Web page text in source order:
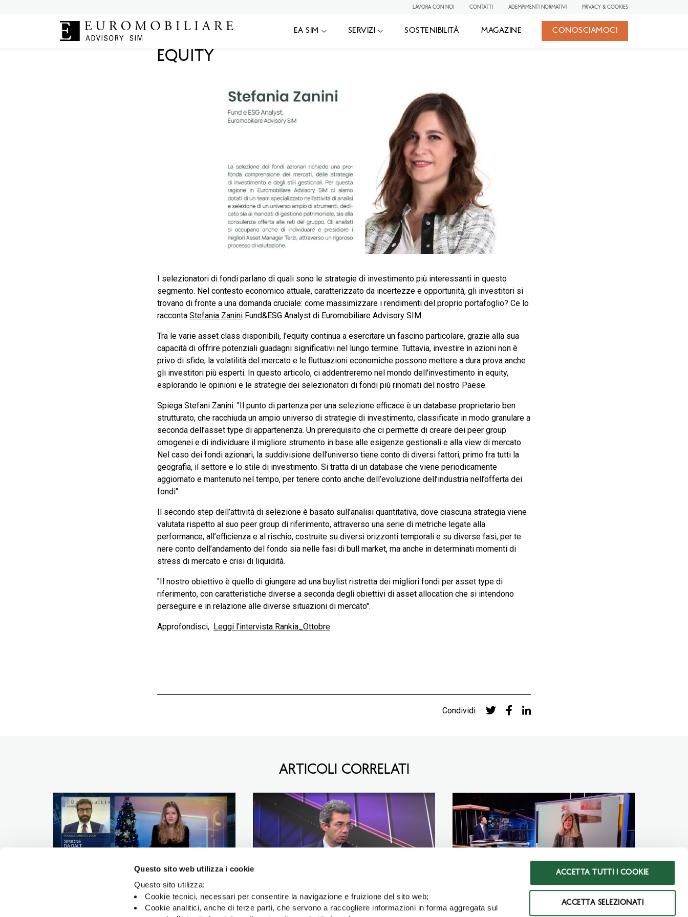
Questo sito web utilizza i cookie
Questo sito utilizza:
Cookie tecnici, necessari per consentire la navigazione e fruizione del sito web;
Cookie analitici, anche di terze parti, che servono a raccogliere informazioni in forma aggregata sul
ACCETTA TUTTI I COOKIE
ACCETTA SELEZIONATI
LAVORA CON NOI CONTATTI ADEMPIMENTI NORMATIVI PRIVACY & COOKIES
EA SIM SERVIZI SOSTENIBILITÀ MAGAZINE CONOSCIAMOCI
Press | 17 ottobre 2024
MIGLIORI FONDI E IDEE PER INVESTIRE IN
EQUITY
I selezionatori di fondi parlano di quali sono le strategie di investimento più interessanti in questo
segmento. Nel contesto economico attuale, caratterizzato da incertezze e opportunità, gli investitori si
trovano di fronte a una domanda cruciale: come massimizzare i rendimenti del proprio portafoglio? Ce lo
racconta Stefania Zanini Fund&ESG Analyst di Euromobiliare Advisory SIM
Tra le varie asset class disponibili, l'equity continua a esercitare un fascino particolare, grazie alla sua
capacità di offrire potenziali guadagni significativi nel lungo termine. Tuttavia, investire in azioni non è
privo di sfide; la volatilità del mercato e le fluttuazioni economiche possono mettere a dura prova anche
gli investitori più esperti. In questo articolo, ci addentreremo nel mondo dell'investimento in equity,
esplorando le opinioni e le strategie dei selezionatori di fondi più rinomati del nostro Paese.
Spiega Stefani Zanini: "Il punto di partenza per una selezione efficace è un database proprietario ben
strutturato, che racchiuda un ampio universo di strategie di investimento, classificate in modo granulare a
seconda dell’asset type di appartenenza. Un prerequisito che ci permette di creare dei peer group
omogenei e di individuare il migliore strumento in base alle esigenze gestionali e alla view di mercato.
Nel caso dei fondi azionari, la suddivisione dell’universo tiene conto di diversi fattori, primo fra tutti la
geografia, il settore e lo stile di investimento. Si tratta di un database che viene periodicamente
aggiornato e mantenuto nel tempo, per tenere conto anche dell’evoluzione dell’industria nell’offerta dei
fondi".
Il secondo step dell’attività di selezione è basato sull’analisi quantitativa, dove ciascuna strategia viene
valutata rispetto al suo peer group di riferimento, attraverso una serie di metriche legate alla
performance, all’efficienza e al rischio, costruite su diversi orizzonti temporali e su diverse fasi, per te
nere conto dell’andamento del fondo sia nelle fasi di bull market, ma anche in determinati momenti di
stress di mercato e crisi di liquidità.
"Il nostro obiettivo è quello di giungere ad una buylist ristretta dei migliori fondi per asset type di
riferimento, con caratteristiche diverse a seconda degli obiettivi di asset allocation che si intendono
perseguire e in relazione alle diverse situazioni di mercato".
Approfondisci, Leggi l'intervista Rankia_Ottobre
Condividi
ARTICOLI CORRELATI
Intervista a Simone Da Dalt le
scommesse del 2026
Intervista a Stefano Guaita
commento mercati a Missione
Intervista a Ilaria Fornari